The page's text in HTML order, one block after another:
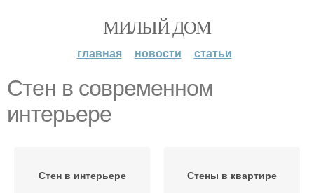
МИЛЫЙ ДОМ
главная новости статьи
Стен в современном
интерьере
Стен в интерьере Стены в квартире